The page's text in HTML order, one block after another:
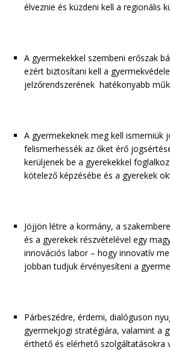
élveznie és küzdeni kell a regionális
A gyermekekkel szembeni erőszak
ezért biztosítani kell a
jelzőrendszerének hatékonyabb
A gyermekeknek meg kell ismerniük
felismerhessék az őket érő
kerüljenek be a gyerekekkel
kötelező képzésébe és a gyerekek
Jöjjön létre a kormány, a
és a gyerekek részvételével egy
innovációs labor – hogy innovatív
jobban tudjuk érvényesíteni a
Párbeszédre, érdemi, dialóguson
gyermekjogi stratégiára, valamint a
érthető és elérhető szolgáltatásokra